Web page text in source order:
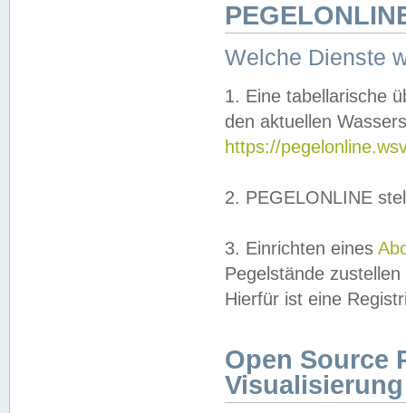
Welche Dienste
1. Eine tabellarische
den aktuellen
https://
2. PEGELONLINE
3. Einrichten eines
Pegelstände
Hierfür ist eine
Open Source
Visualisierung